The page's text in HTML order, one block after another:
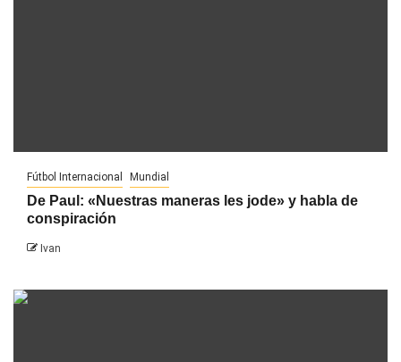
Fútbol Internacional Mundial
De Paul: «Nuestras maneras les jode» y habla de
conspiración
Ivan